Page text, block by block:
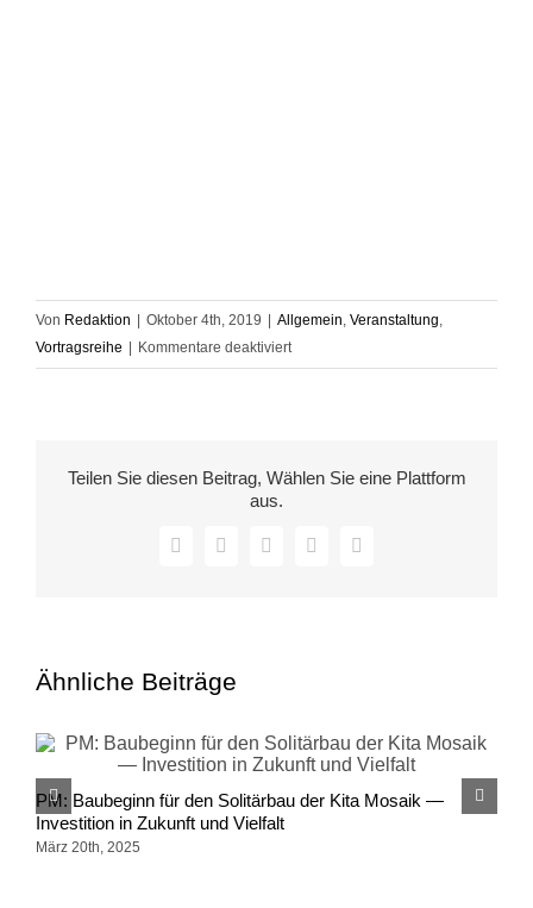
Von Redaktion Oktober 4th, 2019 Allgemein, Veranstaltung,
Vortragsreihe
Kommentare deaktiviertfür
Yasemin
Kopftuch
Teilen Sie diesen Beitrag, Wählen Sie eine Plattform
aus.
Facebook
X LinkedInWhatsApp
E-
Ähnliche Beiträge
PM: Baubeginn für den Solitärbau der Kita Mosaik —
Investition in Zukunft und Vielfalt
März 20th, 2025